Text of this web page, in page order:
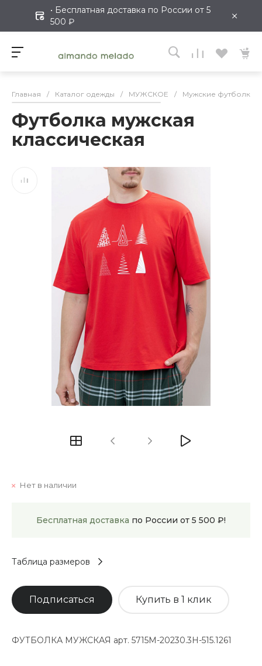
• Бесплатная доставка по России от 5
500 ₽
×
Главная / Каталог одежды / МУЖСКОЕ / Мужские футболки
Футболка мужская
классическая
Нет в наличии
Бесплатная доставка по России от 5 500 ₽!
Таблица размеров
Подписаться Купить в 1 клик
ФУТБОЛКА МУЖСКАЯ арт. 5715M-20230.3H-515.1261